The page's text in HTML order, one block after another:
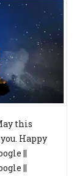
this
Happy
||
||